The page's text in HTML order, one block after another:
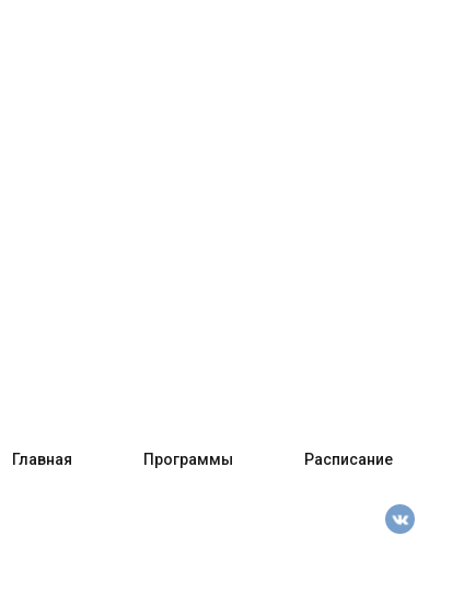
Главная Программы Расписание